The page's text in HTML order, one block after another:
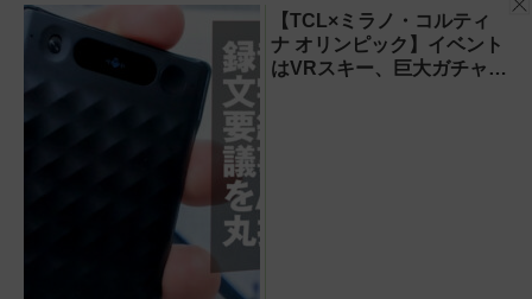
【TCL×ミラノ・コルティ
ナ オリンピック】イベント
はVRスキー、巨大ガチャな